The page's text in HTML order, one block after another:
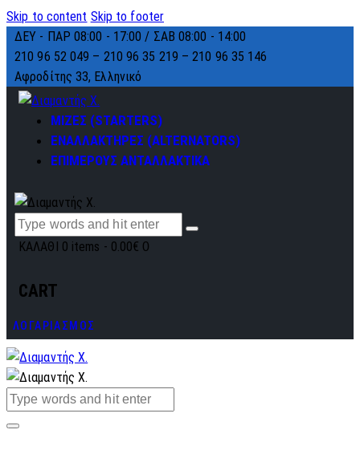
Skip to content Skip to footer
ΔΕΥ - ΠΑΡ 08:00 - 17:00 / ΣΑΒ 08:00 - 14:00
210 96 52 049 – 210 96 35 219 –210 96 35 146
Αφροδίτης 33, Ελληνικό
ΜΙΖΕΣ (STARTERS)
ΕΝΑΛΛΑΚΤΗΡΕΣ (ALTERNATORS)
ΕΠΙΜΕΡΟΥΣ ΑΝΤΑΛΛΑΚΤΙΚΑ
ΚΑΛΑΘΙ 0 items - 0.00€ 0
CART
ΛΟΓΑΡΙΑΣΜΟΣ